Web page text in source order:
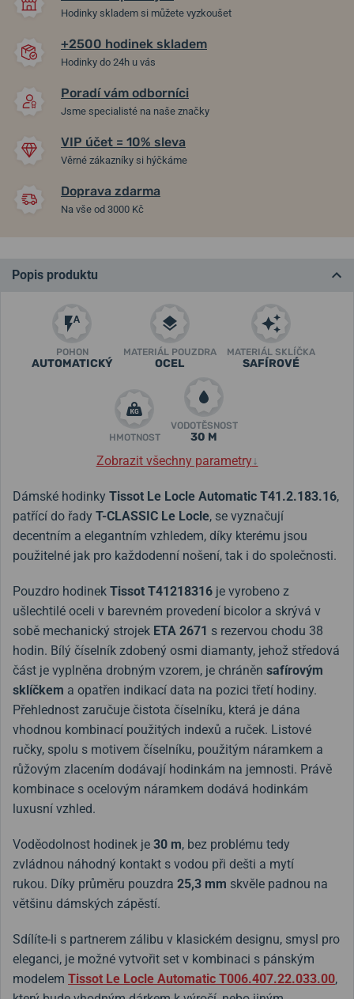
Hodinky skladem si můžete vyzkoušet
+2500 hodinek skladem
Hodinky do 24h u vás
Poradí vám odborníci
Jsme specialisté na naše značky
VIP účet = 10% sleva
Věrné zákazníky si hýčkáme
Doprava zdarma
Na vše od 3000 Kč
Popis produktu
POHON
AUTOMATICKÝ
MATERIÁL POUZDRA
OCEL
MATERIÁL SKLÍČKA
SAFÍROVÉ
HMOTNOST
VODOTĚSNOST
30 M
Zobrazit všechny parametry↓
Dámské hodinky Tissot Le Locle Automatic T41.2.183.16,
patřící do řady T-CLASSIC Le Locle, se vyznačují
decentním a elegantním vzhledem, díky kterému jsou
použitelné jak pro každodenní nošení, tak i do společnosti.
Pouzdro hodinek Tissot T41218316 je vyrobeno z
ušlechtilé oceli v barevném provedení bicolor a skrývá v
sobě mechanický strojek ETA 2671 s rezervou chodu 38
hodin. Bílý číselník zdobený osmi diamanty, jehož středová
část je vyplněna drobným vzorem, je chráněn safírovým
sklíčkem a opatřen indikací data na pozici třetí hodiny.
Přehlednost zaručuje čistota číselníku, která je dána
vhodnou kombinací použitých indexů a ruček. Listové
ručky, spolu s motivem číselníku, použitým náramkem a
růžovým zlacením dodávají hodinkám na jemnosti. Právě
kombinace s ocelovým náramkem dodává hodinkám
luxusní vzhled.
Voděodolnost hodinek je 30 m, bez problému tedy
zvládnou náhodný kontakt s vodou při dešti a mytí
rukou. Díky průměru pouzdra 25,3 mm skvěle padnou na
většinu dámských zápěstí.
Sdílíte-li s partnerem zálibu v klasickém designu, smysl pro
eleganci, je možné vytvořit set v kombinaci s pánským
modelem Tissot Le Locle Automatic T006.407.22.033.00,